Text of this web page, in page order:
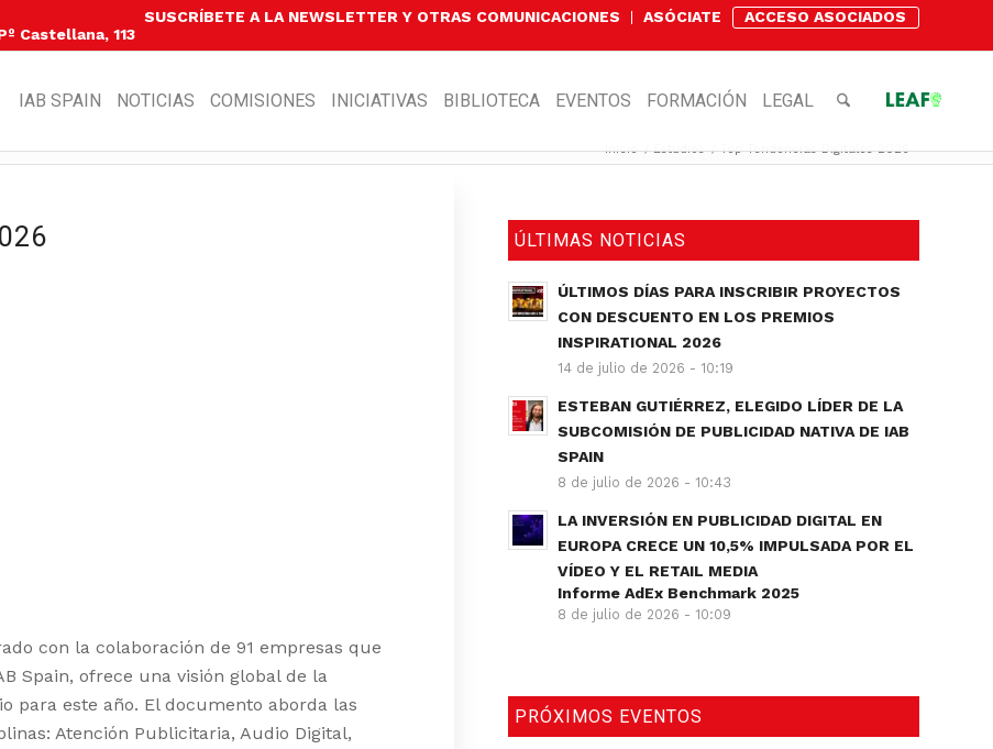
SUSCRÍBETE A LA NEWSLETTER Y OTRAS COMUNICACIONES ASÓCIATE
ACCESO ASOCIADOS
Castellana, 113
IAB SPAIN NOTICIAS COMISIONES INICIATIVAS BIBLIOTECA EVENTOS FORMACIÓN LEGAL
Inicio / Estudios / Top Tendencias Digitales 2026
con la colaboración de 91 empresas que
Spain, ofrece una visión global de la
para este año. El documento aborda las
Atención Publicitaria, Audio Digital,
ÚLTIMAS NOTICIAS
ÚLTIMOS DÍAS PARA INSCRIBIR PROYECTOS
CON DESCUENTO EN LOS PREMIOS
INSPIRATIONAL 2026
14 de julio de 2026 - 10:19
ESTEBAN GUTIÉRREZ, ELEGIDO LÍDER DE LA
SUBCOMISIÓN DE PUBLICIDAD NATIVA DE IAB
SPAIN
8 de julio de 2026 - 10:43
LA INVERSIÓN EN PUBLICIDAD DIGITAL EN
EUROPA CRECE UN 10,5% IMPULSADA POR EL
VÍDEO Y EL RETAIL MEDIA
Informe AdEx Benchmark 2025
8 de julio de 2026 - 10:09
PRÓXIMOS EVENTOS